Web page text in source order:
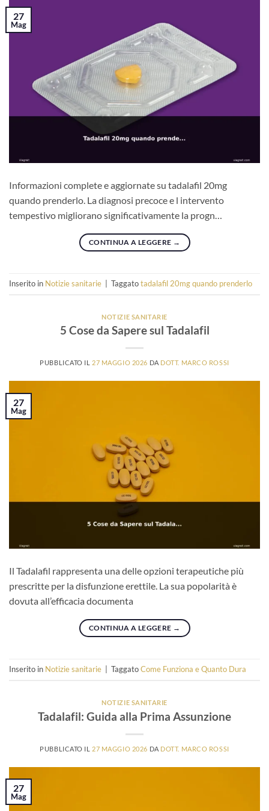
27
Mag
Informazioni complete e aggiornate su tadalafil 20mg
quando prenderlo. La diagnosi precoce e l intervento
tempestivo migliorano significativamente la progn…
CONTINUA A LEGGERE →
Inserito in Notizie sanitarie Taggatotadalafil 20mg quando prenderlo
NOTIZIE SANITARIE
5 Cose da Sapere sul Tadalafil
PUBBLICATO IL 27 MAGGIO 2026 DA DOTT. MARCO ROSSI
27
Mag
Il Tadalafil rappresenta una delle opzioni terapeutiche più
prescritte per la disfunzione erettile. La sua popolarità è
dovuta all’efficacia documenta
CONTINUA A LEGGERE →
Inserito in Notizie sanitarie TaggatoCome Funziona e Quanto Dura
NOTIZIE SANITARIE
Tadalafil: Guida alla Prima Assunzione
PUBBLICATO IL 27 MAGGIO 2026 DA DOTT. MARCO ROSSI
27
Mag